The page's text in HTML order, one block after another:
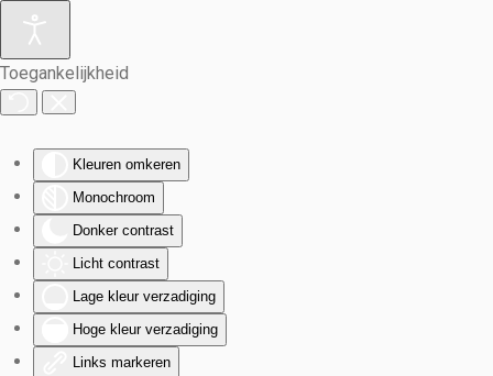
Toegankelijkheid
Kleuren omkeren
Monochroom
Donker contrast
Licht contrast
Lage kleur verzadiging
Hoge kleur verzadiging
Links markeren
Terug naar hoofdinhoud